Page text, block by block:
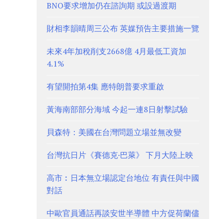
BNO要求增加仍在諮詢期 或設過渡期
財相李韻晴周三公布 英媒預告主要措施一覽
未來4年加稅削支2668億 4月最低工資加
4.1%
有望開拍第4集 應特朗普要求重啟
黃海南部部分海域 今起一連8日射擊試驗
貝森特：美國在台灣問題立場並無改變
台灣抗日片《賽德克·巴萊》 下月大陸上映
高市︰日本無立場認定台地位 有責任與中國
對話
中歐官員通話再談安世半導體 中方促荷蘭儘